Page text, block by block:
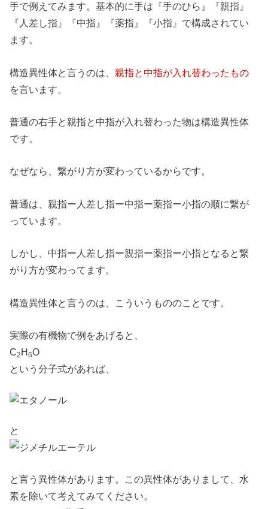
手で例えてみます。基本的に手は『手のひら』『親指』
『人差し指』『中指』『薬指』『小指』で構成されてい
ます。
構造異性体と言うのは、 親指と中指が入れ替わったもの
を言います。
普通の右手と親指と中指が入れ替わった物は構造異性体
です。
なぜなら、繋がり方が変わっているからです。
普通は、親指ー人差し指ー中指ー薬指ー小指の順に繋が
っています。
しかし、中指ー人差し指ー親指ー薬指ー小指となると繋
がり方が変わってます。
構造異性体と言うのは、こういうもののことです。
実際の有機物で例をあげると、
C2H6O
という分子式があれば、
と
と言う異性体があります。この異性体がありまして、水
素を除いて考えてみてください。